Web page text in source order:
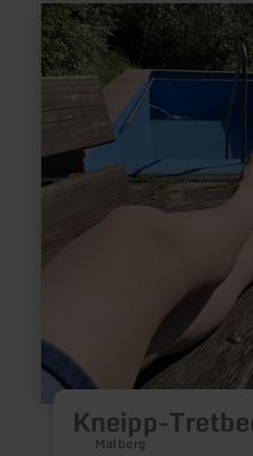
Kneipp-
Malberg
meer
informatie
over:
Kneipp-
Tretbecken
Kyllburg/Malberg